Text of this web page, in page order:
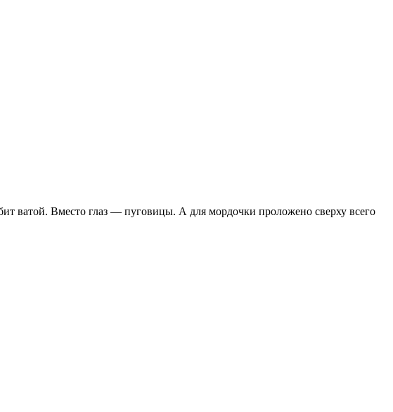
ватой. Вместо глаз — пуго­вицы. А для мордоч­ки проложено сверху всего